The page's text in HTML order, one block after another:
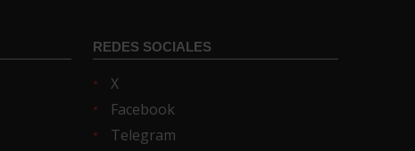
REDES SOCIALES
X
Facebook
Telegram